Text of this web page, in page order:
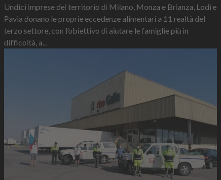
Undici imprese del territorio di Milano, Monza e Brianza, Lodi e
Pavia donano le proprie eccedenze alimentari a 11 realtà del
terzo settore, con l’obiettivo di aiutare le famiglie più in
difficoltà, a...